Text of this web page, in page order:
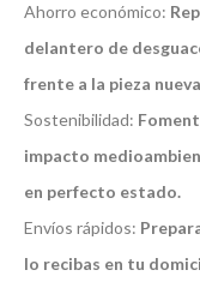
Ahorro económico:
delantero de
frente a la pieza
Sostenibilidad:
impacto
en perfecto estado.
Envíos rápidos:
lo recibas en tu